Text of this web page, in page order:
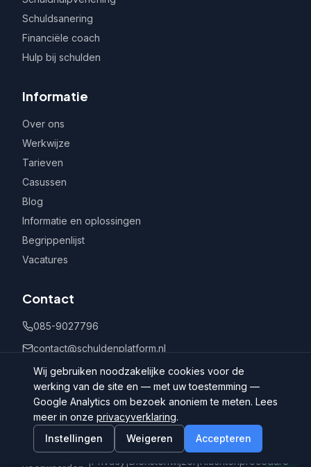
Schuldsanering
Financiële coach
Hulp bij schulden
Informatie
Over ons
Werkwijze
Tarieven
Casussen
Blog
Informatie en oplossingen
Begrippenlijst
Vacatures
Contact
085-9027796
contact@schuldenplatform.nl
Postbus 802, 7400 AV Deventer
©
Schuldenplatform.nl
Algemene
|Privacy |Dienstenwijzer |Klachtenprocedure
Wij gebruiken noodzakelijke cookies voor de
werking van de site en — met uw toestemming —
Google Analytics om bezoek anoniem te meten. Lees
meer in onze privacyverklaring.
Instellingen
Weigeren Accepteren